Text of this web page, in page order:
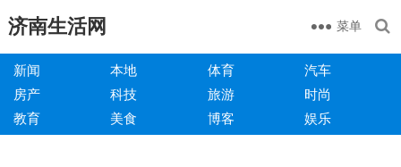
济南生活网 菜单
新闻 本地 体育
汽车
房产
科技 旅游
时尚
教育
美食 博客 娱乐